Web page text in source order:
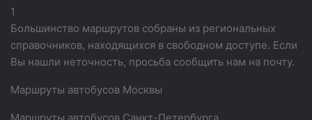
1
Большинство маршрутов собраны из региональных
справочников, находящихся в свободном доступе. Если
Вы нашли неточность, просьба сообщить нам на почту.
Маршруты автобусов Москвы